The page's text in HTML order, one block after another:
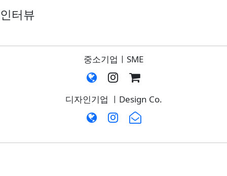
인터뷰
중소기업ㅣSME
디자인기업 ㅣDesign Co.